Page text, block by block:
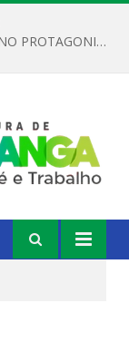
REGULAMENTO OFICIAL DO PRÊMIO ALUNO PROTAGONISTA – EDIÇÃO 2026